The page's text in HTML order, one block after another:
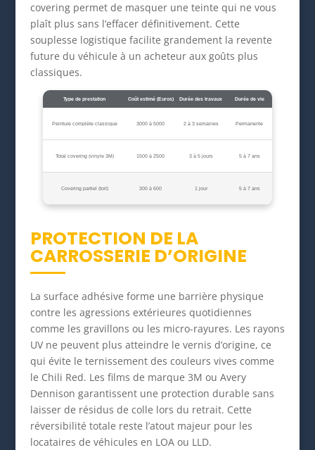
covering permet de masquer une teinte qui ne vous
plaît plus sans l’effacer définitivement. Cette
souplesse logistique facilite grandement la revente
future du véhicule à un acheteur aux goûts plus
classiques.
Type de prestation Coût estimé (Euros) Durée des travaux Durée de vie
Peinture complète classique 3000 à 5000 2 à 3 semaines Permanente
Total covering (vinyle 3M) 1500 à 2500 3 à 5 jours 5 à 7 ans
Covering partiel (toit) 300 à 600 1 jour 5 à 7 ans
PROTECTION DE LA
CARROSSERIE D’ORIGINE
La surface adhésive forme une barrière physique
contre les agressions extérieures quotidiennes
comme les gravillons ou les micro-rayures. Les rayons
UV ne peuvent plus atteindre le vernis d’origine, ce
qui évite le ternissement des couleurs vives comme
le Chili Red. Les films de marque 3M ou Avery
Dennison garantissent une protection durable sans
laisser de résidus de colle lors du retrait. Cette
réversibilité totale reste l’atout majeur pour les
locataires de véhicules en LOA ou LLD.